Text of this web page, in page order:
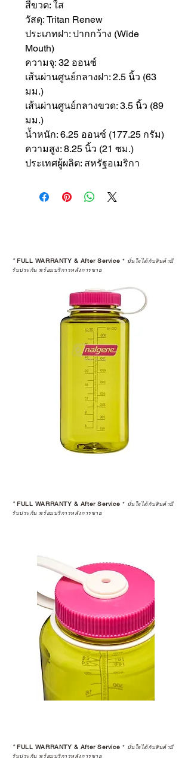
สีขวด: ใส
วัสดุ: Tritan Renew
ประเภทฝา: ปากกว้าง (Wide
Mouth)
ความจุ: 32 ออนซ์
เส้นผ่านศูนย์กลางฝา: 2.5 นิ้ว (63
มม.)
เส้นผ่านศูนย์กลางขวด: 3.5 นิ้ว (89
มม.)
น้ำหนัก: 6.25 ออนซ์ (177.25 กรัม)
ความสูง: 8.25 นิ้ว (21 ซม.)
ประเทศผู้ผลิต: สหรัฐอเมริกา
*FULL WARRANTY & After Service * มั่นใจได้กับสินค้ามี
รับประกัน พร้อมบริการหลังการขาย
*FULL WARRANTY & After Service * มั่นใจได้กับสินค้ามี
รับประกัน พร้อมบริการหลังการขาย
*FULL WARRANTY & After Service * มั่นใจได้กับสินค้ามี
รับประกัน พร้อมบริการหลังการขาย